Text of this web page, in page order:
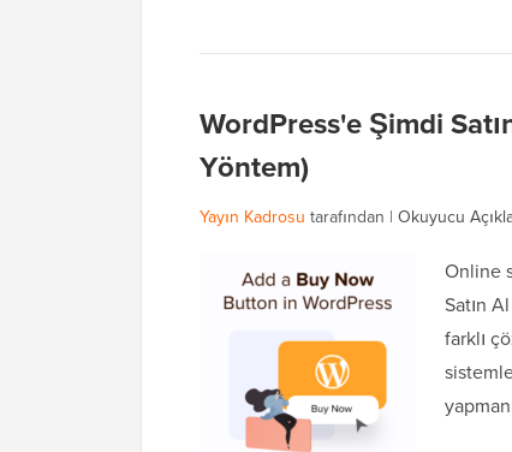
WordPress'e Şimdi
Yöntem)
Yayın Kadrosu tarafından | Okuyucu
Online
Satın
farklı